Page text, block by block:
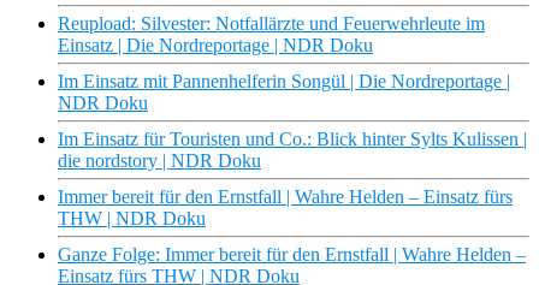
Reupload: Silvester: Notfallärzte und Feuerwehrleute im
Einsatz | Die Nordreportage | NDR Doku
Im Einsatz mit Pannenhelferin Songül | Die Nordreportage |
NDR Doku
Im Einsatz für Touristen und Co.: Blick hinter Sylts Kulissen |
die nordstory | NDR Doku
Immer bereit für den Ernstfall | Wahre Helden – Einsatz fürs
THW | NDR Doku
Ganze Folge: Immer bereit für den Ernstfall | Wahre Helden –
Einsatz fürs THW | NDR Doku